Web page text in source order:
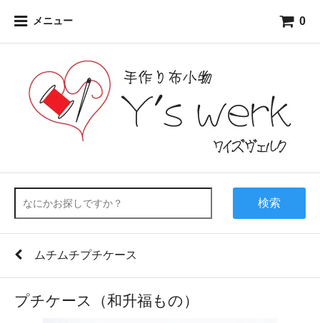
メニュー 0
検索
ムチムチプチケース
プチケース（和升福もの）